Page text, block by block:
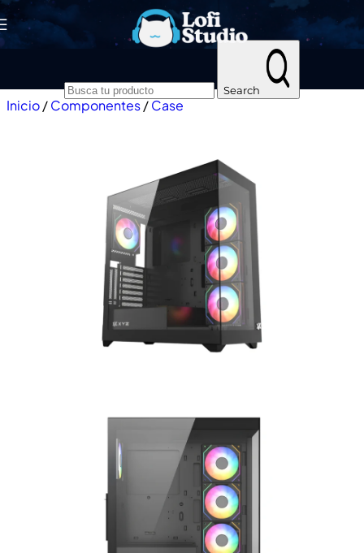
Skip to navigation Skip to main content
Search
Inicio/Componentes/Case